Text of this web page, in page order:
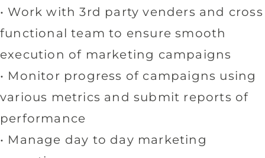
• Work with 3rd party venders and cross
functional team to ensure smooth
execution of marketing campaigns
• Monitor progress of campaigns using
various metrics and submit reports of
performance
• Manage day to day marketing